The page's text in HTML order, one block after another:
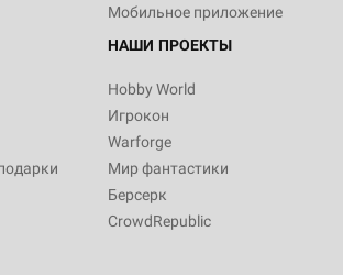
Мобильное приложение
НАШИ ПРОЕКТЫ
Hobby World
Игрокон
Warforge
Мир фантастики
Берсерк
CrowdRepublic